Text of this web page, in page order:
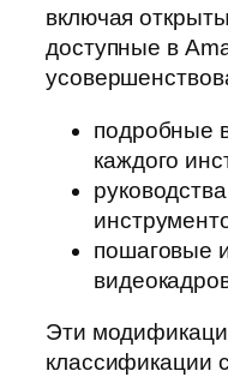
включая
доступные в
подробные
каждого
пошаговые
Эти
классификации